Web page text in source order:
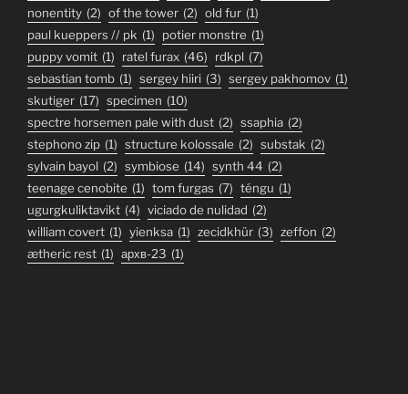
nonentity (2) of the tower (2) old fur (1)
paul kueppers // pk (1) potier monstre (1)
puppy vomit (1) ratel furax (46) rdkpl (7)
sebastian tomb (1) sergey hiiri (3) sergey pakhomov (1)
skutiger (17) specimen (10)
spectre horsemen pale with dust (2) ssaphia (2)
stephono zip (1) structure kolossale (2) substak (2)
sylvain bayol (2) symbiose (14) synth 44 (2)
teenage cenobite (1) tom furgas (7) téngu (1)
ugurgkuliktavikt (4) viciado de nulidad (2)
william covert (1) yienksa (1) zecidkhür (3) zeffon (2)
ætheric rest (1) архв-23 (1)